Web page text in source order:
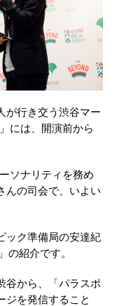
が行き交う渋谷マー
には、開演前から
ソナリティを務め
んの司会で、いよい
ック準備局の安達紀
紹介です。
谷から、「パラスポ
ジを発信すること